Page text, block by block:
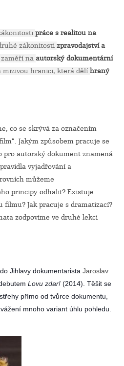
práce s realitou na
zákonitosti zpravodajství a
na autorský dokumentární
mizivou hranici, která dělí hraný
co se skrývá za označením
Jakým způsobem pracuje se
pro autorský dokument znamená
vyjadřování a
můžeme
principy odhalit? Existuje
Jak pracuje s dramatizací?
zodpovíme ve druhé lekci
Jihlavy dokumentarista Jaroslav
Lovu zdar!(2014). Těšit se
přímo od tvůrce dokumentu,
mnoho variant úhlu pohledu.